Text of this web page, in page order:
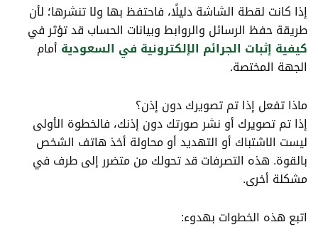
إذا كانت لقطة الشاشة دليلًا، فاحتفظ بها ولا تنشرها؛ لأن
طريقة حفظ الرسائل والروابط وبيانات الحساب قد تؤثر في
كيفية إثبات الجرائم الإلكترونية في السعودية أمام
الجهة المختصة.
ماذا تفعل إذا تم تصويرك دون إذن؟
إذا تم تصويرك أو نشر صورتك دون إذنك، فالخطوة الأولى
ليست الاشتباك أو التهديد أو محاولة أخذ هاتف الشخص
بالقوة. هذه التصرفات قد تحولك من متضرر إلى طرف في
مشكلة أخرى.
اتبع هذه الخطوات بهدوء: